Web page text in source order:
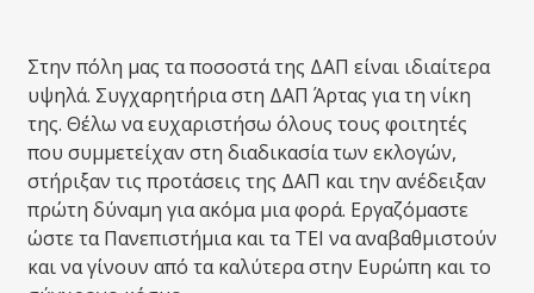
Στην πόλη μας τα ποσοστά της ΔΑΠ είναι ιδιαίτερα
υψηλά. Συγχαρητήρια στη ΔΑΠ Άρτας για τη νίκη
της. Θέλω να ευχαριστήσω όλους τους φοιτητές
που συμμετείχαν στη διαδικασία των εκλογών,
στήριξαν τις προτάσεις της ΔΑΠ και την ανέδειξαν
πρώτη δύναμη για ακόμα μια φορά. Εργαζόμαστε
ώστε τα Πανεπιστήμια και τα ΤΕΙ να αναβαθμιστούν
και να γίνουν από τα καλύτερα στην Ευρώπη και το